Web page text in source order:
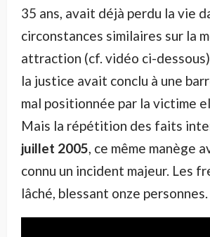
35 ans, avait déjà perdu la vie
circonstances similaires sur la
attraction (cf. vidéo ci-
la justice avait conclu à une
mal positionnée par la victime
Mais la répétition des faits
juillet 2005, ce même manège
connu un incident majeur. Les
lâché, blessant onze personnes.